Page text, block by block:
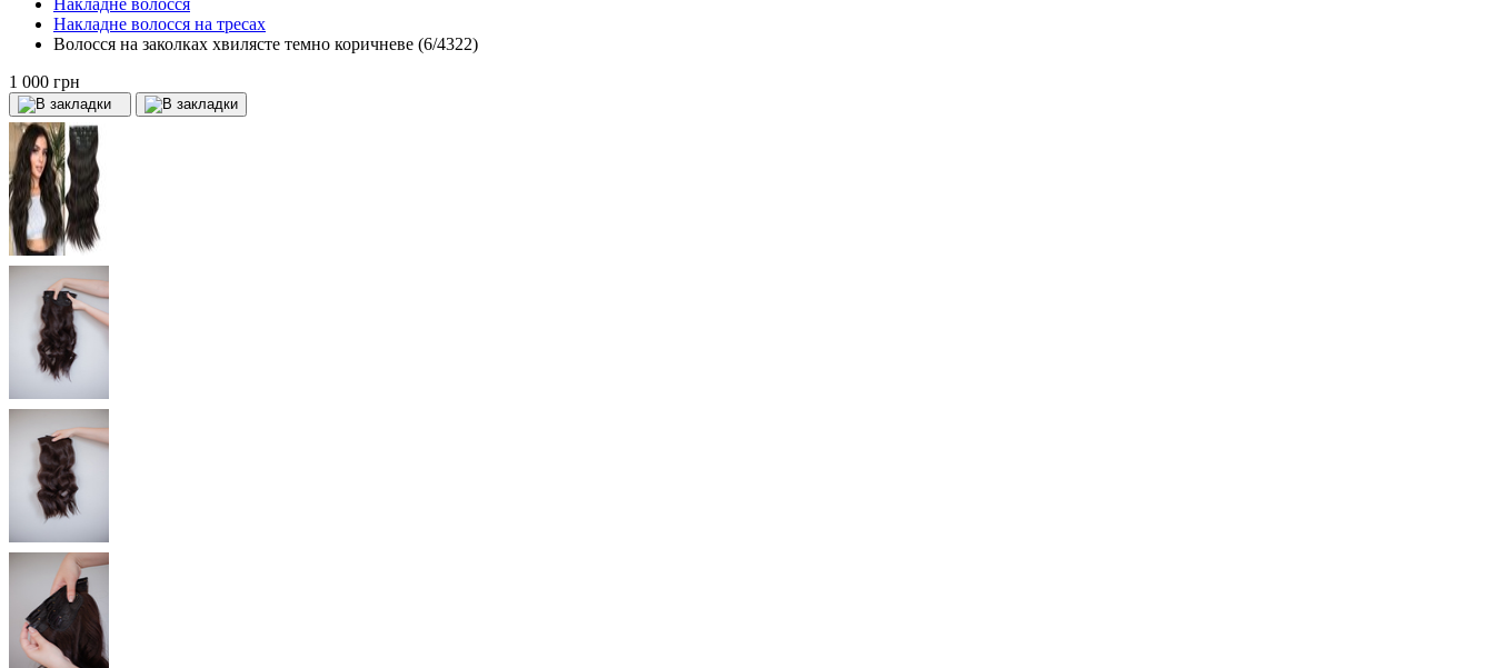
Накладне волосся
Накладне волосся на тресах
Волосся на заколках хвилясте темно коричневе (6/4322)
1 000 грн